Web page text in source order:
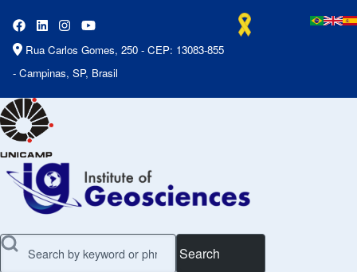
Rua Carlos Gomes, 250 - CEP: 13083-855
- Campinas, SP, Brasil
Search